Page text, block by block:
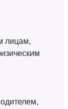
лицам,